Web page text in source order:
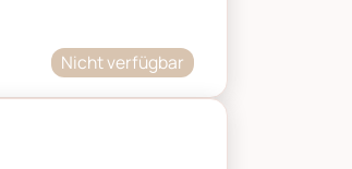
Nicht verfügbar